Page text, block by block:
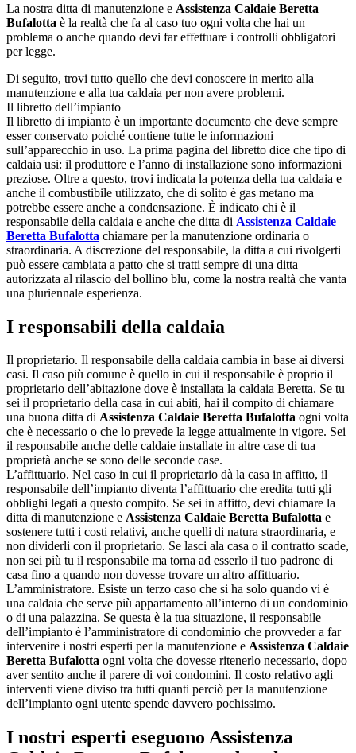
La nostra ditta di manutenzione e Assistenza Caldaie Beretta
Bufalotta è la realtà che fa al caso tuo ogni volta che hai un
problema o anche quando devi far effettuare i controlli obbligatori
per legge.
Di seguito, trovi tutto quello che devi conoscere in merito alla
manutenzione e alla tua caldaia per non avere problemi.
Il libretto dell’impianto
Il libretto di impianto è un importante documento che deve sempre
esser conservato poiché contiene tutte le informazioni
sull’apparecchio in uso. La prima pagina del libretto dice che tipo di
caldaia usi: il produttore e l’anno di installazione sono informazioni
preziose. Oltre a questo, trovi indicata la potenza della tua caldaia e
anche il combustibile utilizzato, che di solito è gas metano ma
potrebbe essere anche a condensazione. È indicato chi è il
responsabile della caldaia e anche che ditta di Assistenza Caldaie
Beretta Bufalotta chiamare per la manutenzione ordinaria o
straordinaria. A discrezione del responsabile, la ditta a cui rivolgerti
può essere cambiata a patto che si tratti sempre di una ditta
autorizzata al rilascio del bollino blu, come la nostra realtà che vanta
una pluriennale esperienza.
I responsabili della caldaia
Il proprietario. Il responsabile della caldaia cambia in base ai diversi
casi. Il caso più comune è quello in cui il responsabile è proprio il
proprietario dell’abitazione dove è installata la caldaia Beretta. Se tu
sei il proprietario della casa in cui abiti, hai il compito di chiamare
una buona ditta di Assistenza Caldaie Beretta Bufalotta ogni volta
che è necessario o che lo prevede la legge attualmente in vigore. Sei
il responsabile anche delle caldaie installate in altre case di tua
proprietà anche se sono delle seconde case.
L’affittuario. Nel caso in cui il proprietario dà la casa in affitto, il
responsabile dell’impianto diventa l’affittuario che eredita tutti gli
obblighi legati a questo compito. Se sei in affitto, devi chiamare la
ditta di manutenzione e Assistenza Caldaie Beretta Bufalotta e
sostenere tutti i costi relativi, anche quelli di natura straordinaria, e
non dividerli con il proprietario. Se lasci ala casa o il contratto scade,
non sei più tu il responsabile ma torna ad esserlo il tuo padrone di
casa fino a quando non dovesse trovare un altro affittuario.
L’amministratore. Esiste un terzo caso che si ha solo quando vi è
una caldaia che serve più appartamento all’interno di un condominio
o di una palazzina. Se questa è la tua situazione, il responsabile
dell’impianto è l’amministratore di condominio che provveder a far
intervenire i nostri esperti per la manutenzione e Assistenza Caldaie
Beretta Bufalotta ogni volta che dovesse ritenerlo necessario, dopo
aver sentito anche il parere di voi condomini. Il costo relativo agli
interventi viene diviso tra tutti quanti perciò per la manutenzione
dell’impianto ogni utente spende davvero pochissimo.
I nostri esperti eseguono Assistenza